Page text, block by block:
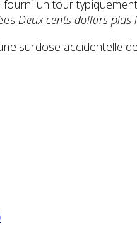
un tour
Deux cents dollars plus
surdose accidentelle